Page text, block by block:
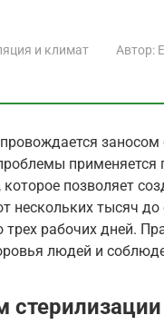
и климат Автор:
заносом
применяется
позволяет
нескольких тысяч до
рабочих дней.
людей и
стерилизации